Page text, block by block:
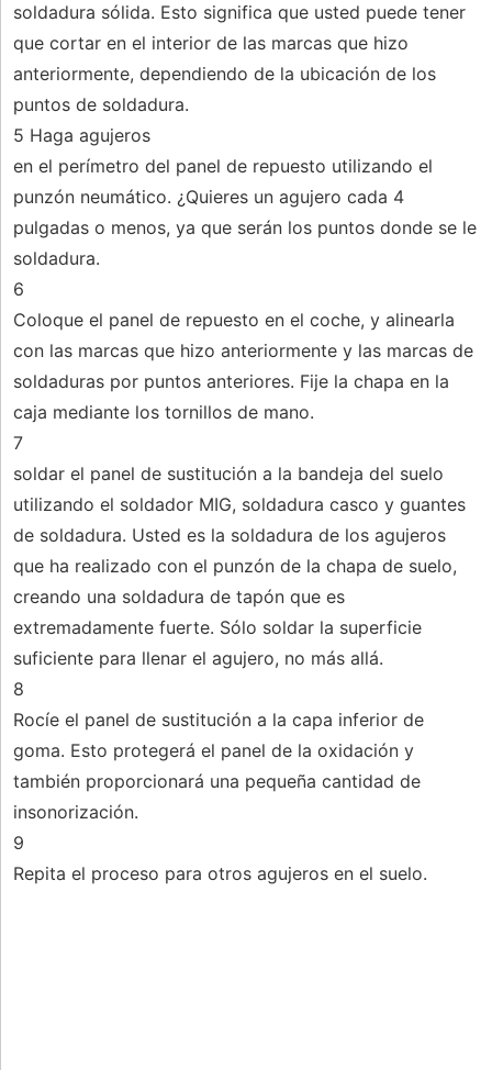
soldadura sólida. Esto significa que usted puede tener
que cortar en el interior de las marcas que hizo
anteriormente, dependiendo de la ubicación de los
puntos de soldadura.
5 Haga agujeros
en el perímetro del panel de repuesto utilizando el
punzón neumático. ¿Quieres un agujero cada 4
pulgadas o menos, ya que serán los puntos donde se le
soldadura.
6
Coloque el panel de repuesto en el coche, y alinearla
con las marcas que hizo anteriormente y las marcas de
soldaduras por puntos anteriores. Fije la chapa en la
caja mediante los tornillos de mano.
7
soldar el panel de sustitución a la bandeja del suelo
utilizando el soldador MIG, soldadura casco y guantes
de soldadura. Usted es la soldadura de los agujeros
que ha realizado con el punzón de la chapa de suelo,
creando una soldadura de tapón que es
extremadamente fuerte. Sólo soldar la superficie
suficiente para llenar el agujero, no más allá.
8
Rocíe el panel de sustitución a la capa inferior de
goma. Esto protegerá el panel de la oxidación y
también proporcionará una pequeña cantidad de
insonorización.
9
Repita el proceso para otros agujeros en el suelo.